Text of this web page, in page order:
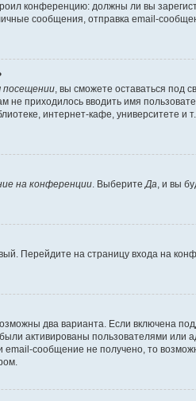
конференцию: должны ли вы
сообщения, отправка email-
посещении, вы сможете оставаться под
не приходилось вводить имя
интернет-кафе, университете и
на конференции. ВыберитеДа, и вы
Перейдите на страницу входа на
два варианта. Если включена
активированы пользователями
сообщение не получено, то